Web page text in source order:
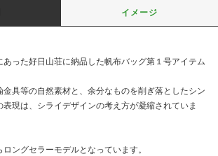
イメージ
あった好日山荘に納品した帆布バッグ第１号アイテム
金具等の自然素材と、余分なものを削ぎ落としたシン
現は、シライデザインの考え方が凝縮されていま
ングセラーモデルとなっています。